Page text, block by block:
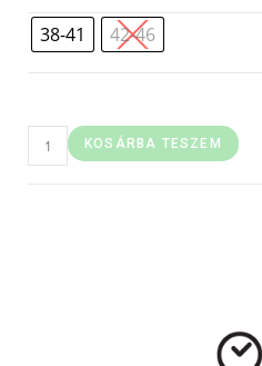
38-41 42-46
KOSÁRBA TESZEM